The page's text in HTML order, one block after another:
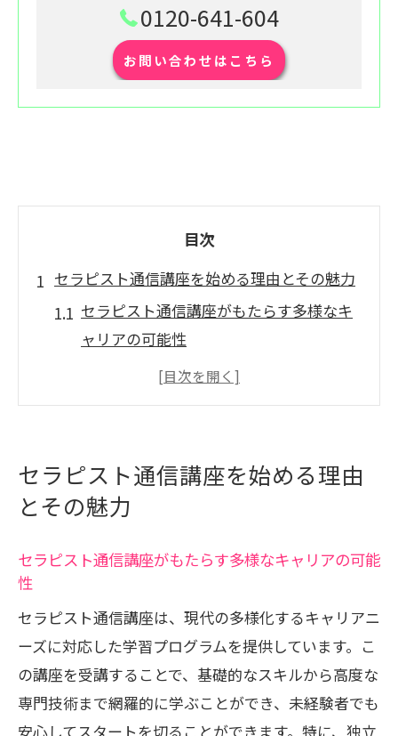
0120-641-604
お問い合わせはこちら
目次
セラピスト通信講座を始める理由とその魅力
セラピスト通信講座がもたらす多様なキ
ャリアの可能性
自分のペースで学べるセラピスト通信講
座の利点
新トレンド
セラピスト通信講座を選ぶ理由：時間と
場所の自由
セラピスト通信講座で得られる自己成長
セラピスト通信講座が導く新しい働き方
セラピスト通信講座で学べる専門スキルとは
セラピスト通信講座で習得できる基本技
術
セラピスト通信講座を始める理由
とその魅力
セラピスト通信講座がもたらす多様なキャリアの可能
性
セラピスト通信講座は、現代の多様化するキャリアニ
ーズに対応した学習プログラムを提供しています。こ
の講座を受講することで、基礎的なスキルから高度な
専門技術まで網羅的に学ぶことができ、未経験者でも
安心してスタートを切ることができます。特に、独立